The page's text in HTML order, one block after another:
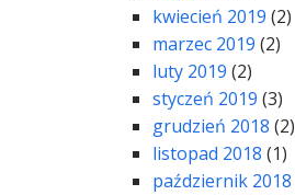
kwiecień 2019 (2)
marzec 2019 (2)
luty 2019 (2)
styczeń 2019 (3)
grudzień 2018 (2)
listopad 2018 (1)
październik 2018